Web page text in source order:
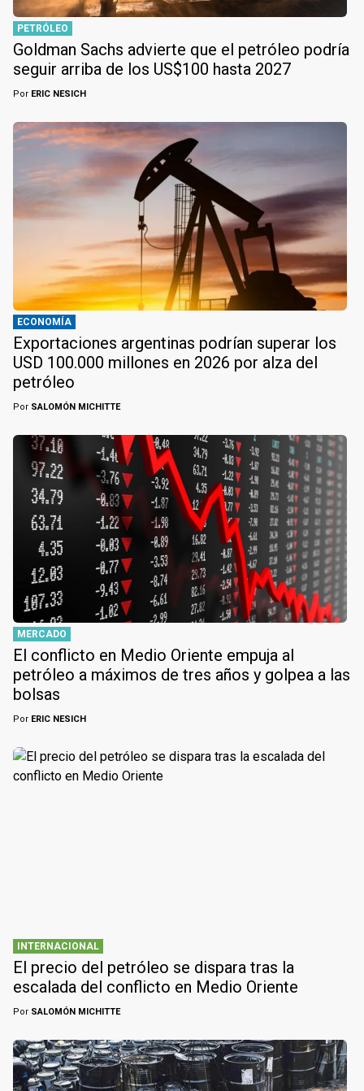
PETRÓLEO
Goldman Sachs advierte que el petróleo podría
seguir arriba de los US$100 hasta 2027
Por ERIC NESICH
ECONOMÍA
Exportaciones argentinas podrían superar los
USD 100.000 millones en 2026 por alza del
petróleo
Por SALOMÓN MICHITTE
MERCADO
El conflicto en Medio Oriente empuja al
petróleo a máximos de tres años y golpea a las
bolsas
Por ERIC NESICH
INTERNACIONAL
El precio del petróleo se dispara tras la
escalada del conflicto en Medio Oriente
Por SALOMÓN MICHITTE